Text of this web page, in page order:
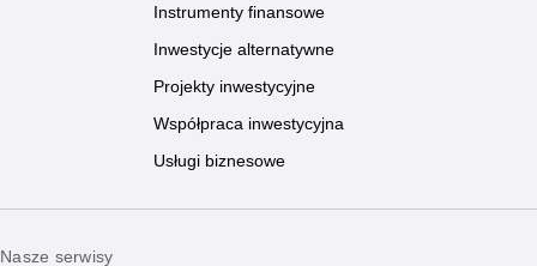
Instrumenty finansowe
Inwestycje alternatywne
Projekty inwestycyjne
Współpraca inwestycyjna
Usługi biznesowe
Nasze serwisy